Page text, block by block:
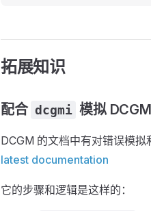
拓展知识
配合 dcgmi 模拟
DCGM 的文档中有对错误模拟
latest documentation
它的步骤和逻辑是这样的：